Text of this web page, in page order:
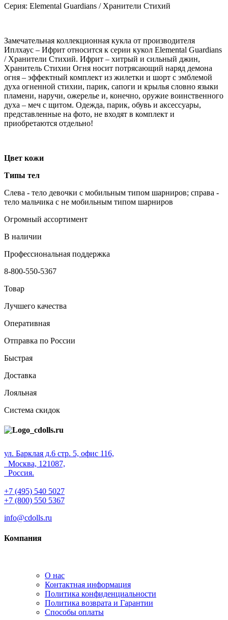
Серия: Elemental Guardians / Хранители Стихий
Замечательная коллекционная кукла от производителя
Иплхаус – Ифрит относится к серии кукол Elemental Guardians
/ Хранители Стихий. Ифрит – хитрый и сильный джин,
Хранитель Стихии Огня носит потрясающий наряд демона
огня – эффектный комплект из жилетки и шорт с эмблемой
духа огненной стихии, парик, сапоги и крылья словно языки
пламени, наручи, ожерелье и, конечно, оружие воинственного
духа – меч с щитом. Одежда, парик, обувь и аксессуары,
представленные на фото, не входят в комплект и
приобретаются отдельно!
Цвет кожи
Типы тел
Слева - тело девочки с мобильным типом шарниров; справа -
тело мальчика с не мобильным типом шарниров
Огромный ассортимент
В наличии
Профессиональная поддержка
8-800-550-5367
Товар
Лучшего качества
Оперативная
Отправка по России
Быстрая
Доставка
Лояльная
Система скидок
ул. Барклая д.6 стр. 5, офис 116,
Москва, 121087,
Россия.
+7 (495) 540 5027
+7 (800) 550 5367
info@cdolls.ru
Компания
О нас
Контактная информация
Политика конфиденциальности
Политика возврата и Гарантии
Способы оплаты